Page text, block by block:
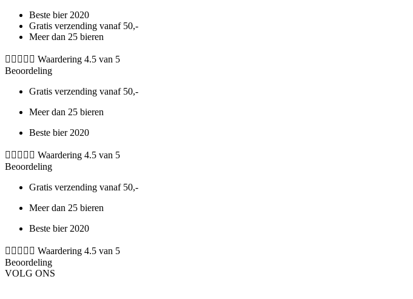
Skip
content
Beste bier 2020
Gratis verzending vanaf 50,-
Meer dan 25 bieren
     Waardering 4.5 van 5
Beoordeling
Gratis verzending vanaf 50,-
Meer dan 25 bieren
Beste bier 2020
     Waardering 4.5 van 5
Beoordeling
Gratis verzending vanaf 50,-
Meer dan 25 bieren
Beste bier 2020
     Waardering 4.5 van 5
Beoordeling
VOLG ONS